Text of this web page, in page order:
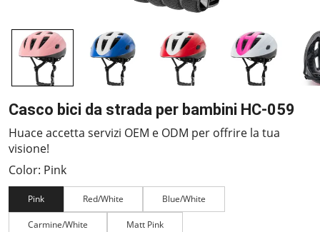
Casco bici da strada per bambini HC-059
Huace accetta servizi OEM e ODM per offrire la tua
visione!
Color: Pink
Pink Red/White Blue/White
Carmine/White Matt Pink